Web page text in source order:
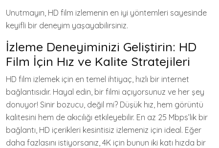
Unutmayın, HD film izlemenin en iyi yöntemleri sayesinde
keyifli bir deneyim yaşayabilirsiniz.
İzleme Deneyiminizi Geliştirin: HD
Film İçin Hız ve Kalite Stratejileri
HD film izlemek için en temel ihtiyaç, hızlı bir internet
bağlantısıdır. Hayal edin, bir filmi açıyorsunuz ve her şey
donuyor! Sinir bozucu, değil mi? Düşük hız, hem görüntü
kalitesini hem de akıcılığı etkileyebilir. En az 25 Mbps’lik bir
bağlantı, HD içerikleri kesintisiz izlemeniz için ideal. Eğer
daha fazlasını istiyorsanız, 4K için bunun iki katı hızda bir